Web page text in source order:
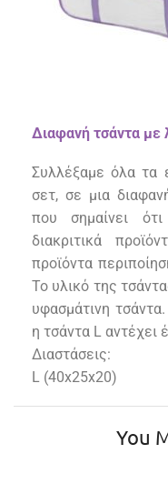
Διαφανή τσάντα με
Συλλέξαμε όλα τα
σετ, σε μια
που σημαίνει
διακριτικά
προϊόντα
Το υλικό της
υφασμάτινη
η τσάντα L αντέχει
Διαστάσεις:
L (40x25x20)
You